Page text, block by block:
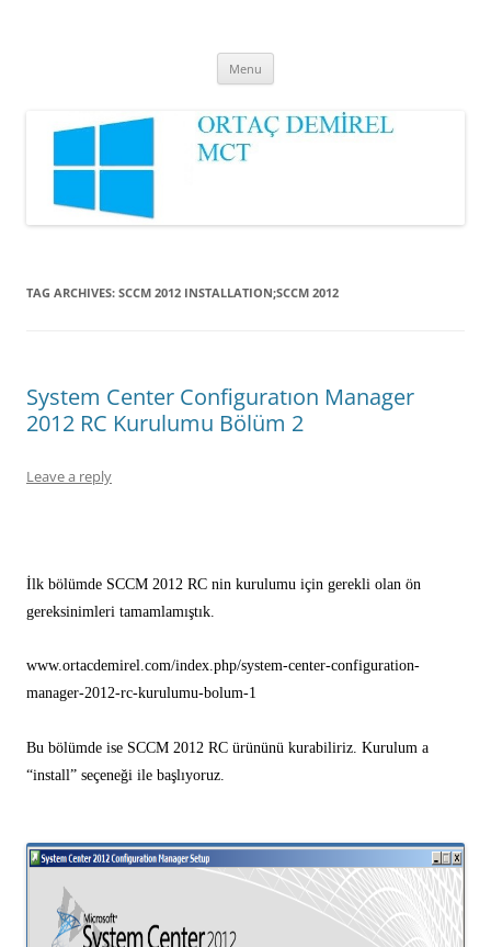
Menu
TAG ARCHIVES: SCCM 2012 INSTALLATION;SCCM 2012
System Center Configuratıon Manager
2012 RC Kurulumu Bölüm 2
Leave a reply
İlk bölümde SCCM 2012 RC nin kurulumu için gerekli olan ön
gereksinimleri tamamlamıştık.
www.ortacdemirel.com/index.php/system-center-configuration-
manager-2012-rc-kurulumu-bolum-1
Bu bölümde ise SCCM 2012 RC ürününü kurabiliriz. Kurulum a
“install” seçeneği ile başlıyoruz.